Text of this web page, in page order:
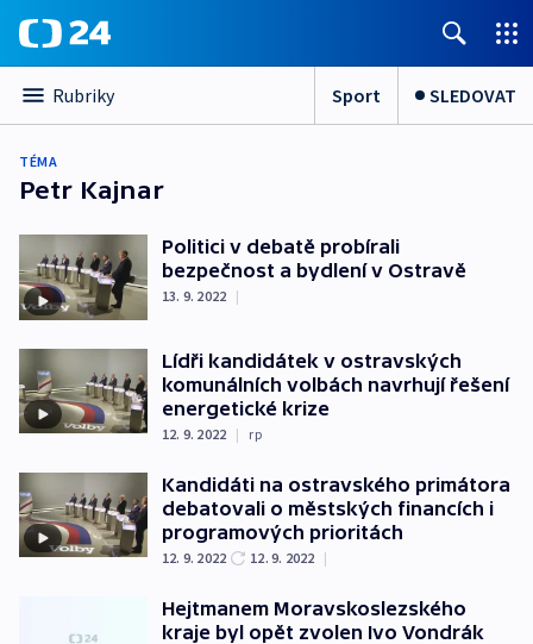
Rubriky Sport SLEDOVAT
TÉMA
Petr Kajnar
Politici v debatě probírali
bezpečnost a bydlení v Ostravě
13. 9. 2022 |
Lídři kandidátek v ostravských
komunálních volbách navrhují řešení
energetické krize
12. 9. 2022 | rp
Kandidáti na ostravského primátora
debatovali o městských financích i
programových prioritách
12. 9. 2022 12. 9. 2022 |
Hejtmanem Moravskoslezského
kraje byl opět zvolen Ivo Vondrák